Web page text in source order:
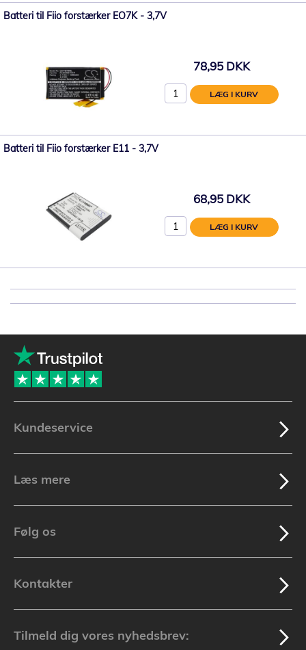
Batteri til Fiio forstærker EO7K - 3,7V
78,95 DKK
LÆG I KURV
Batteri til Fiio forstærker E11 - 3,7V
68,95 DKK
LÆG I KURV
Kundeservice
Læs mere
Følg os
Kontakter
Tilmeld dig vores nyhedsbrev: